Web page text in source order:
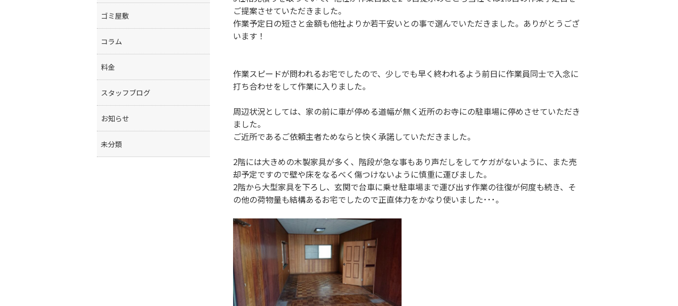
ご提案させていただきました。
作業予定日の短さと金額も他社よりか若干安いとの事で選んでいただきました。ありがとうござ
います！
作業スピードが問われるお宅でしたので、少しでも早く終われるよう前日に作業員同士で入念に
打ち合わせをして作業に入りました。
周辺状況としては、家の前に車が停める道幅が無く近所のお寺にの駐車場に停めさせていただき
ました。
ご近所であるご依頼主者ためならと快く承諾していただきました。
2階には大きめの木製家具が多く、階段が急な事もあり声だしをしてケガがないように、また売
却予定ですので壁や床をなるべく傷つけないように慎重に運びました。
2階から大型家具を下ろし、玄関で台車に乗せ駐車場まで運び出す作業の往復が何度も続き、そ
の他の荷物量も結構あるお宅でしたので正直体力をかなり使いました･･･。
ゴミ屋敷
コラム
料金
スタッフブログ
お知らせ
未分類